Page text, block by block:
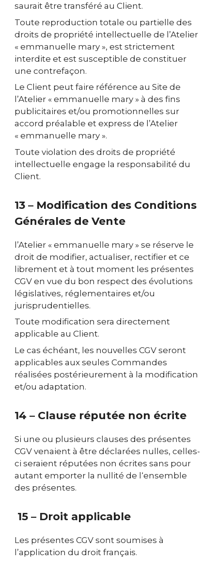
saurait être transféré au Client.
Toute reproduction totale ou partielle des
droits de propriété intellectuelle de l’Atelier
« emmanuelle mary », est strictement
interdite et est susceptible de constituer
une contrefaçon.
Le Client peut faire référence au Site de
l’Atelier « emmanuelle mary » à des fins
publicitaires et/ou promotionnelles sur
accord préalable et express de l’Atelier
« emmanuelle mary ».
Toute violation des droits de propriété
intellectuelle engage la responsabilité du
Client.
13 – Modification des Conditions
Générales de Vente
l’Atelier « emmanuelle mary » se réserve le
droit de modifier, actualiser, rectifier et ce
librement et à tout moment les présentes
CGV en vue du bon respect des évolutions
législatives, réglementaires et/ou
jurisprudentielles.
Toute modification sera directement
applicable au Client.
Le cas échéant, les nouvelles CGV seront
applicables aux seules Commandes
réalisées postérieurement à la modification
et/ou adaptation.
14 – Clause réputée non écrite
Si une ou plusieurs clauses des présentes
CGV venaient à être déclarées nulles, celles-
ci seraient réputées non écrites sans pour
autant emporter la nullité de l‘ensemble
des présentes.
15 – Droit applicable
Les présentes CGV sont soumises à
l’application du droit français.